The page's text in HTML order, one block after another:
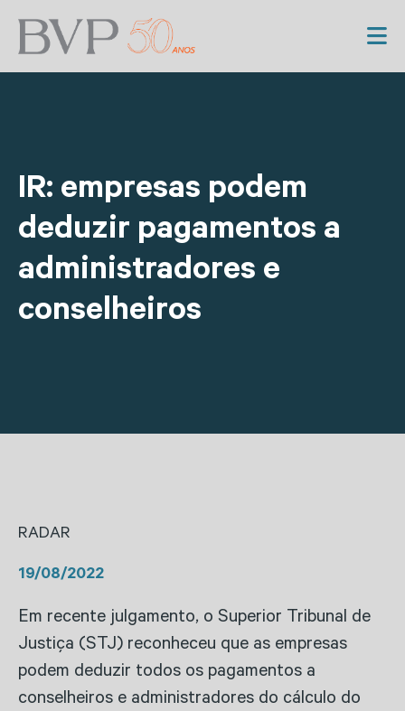
IR: empresas podem
deduzir pagamentos a
administradores e
conselheiros
RADAR
19/08/2022
Em recente julgamento, o Superior Tribunal de
Justiça (STJ) reconheceu que as empresas
podem deduzir todos os pagamentos a
conselheiros e administradores do cálculo do